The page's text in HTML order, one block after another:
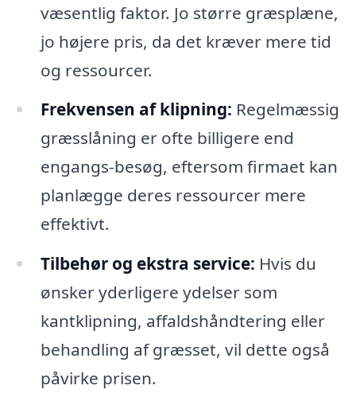
væsentlig faktor. Jo større græsplæne,
jo højere pris, da det kræver mere tid
og ressourcer.
Frekvensen af klipning: Regelmæssig
græsslåning er ofte billigere end
engangs-besøg, eftersom firmaet kan
planlægge deres ressourcer mere
effektivt.
Tilbehør og ekstra service: Hvis du
ønsker yderligere ydelser som
kantklipning, affaldshåndtering eller
behandling af græsset, vil dette også
påvirke prisen.